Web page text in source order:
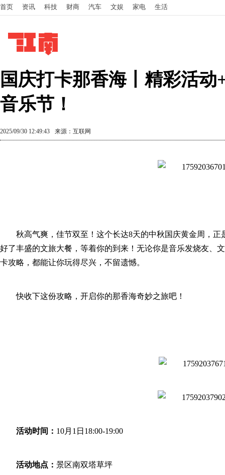
首页 资讯 科技 财商 汽车 文娱 家电 生活
国庆打卡那香海丨精彩活
音乐节！
2025/09/30 12:49:43 来源：互联网
秋高气爽，佳节双至！这个长达8天的中秋国庆黄金周，
好了丰盛的文旅大餐，等着你的到来！无论你是音乐发烧友、
卡攻略，都能让你玩得尽兴，不留遗憾。
快收下这份攻略，开启你的那香海奇妙之旅吧！
活动时间： 10月1日18:00-19:00
活动地点： 景区南双塔草坪